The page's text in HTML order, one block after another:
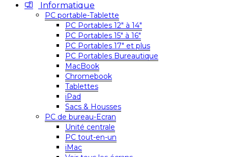
Informatique
PC portable-Tablette
PC Portables 12″ à 14″
PC Portables 15″ à 16″
PC Portables 17″ et plus
PC Portables Bureautique
MacBook
Chromebook
Tablettes
iPad
Sacs & Housses
PC de bureau-Ecran
Unité centrale
PC tout-en-un
iMac